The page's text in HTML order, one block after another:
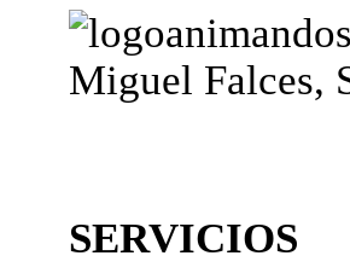
Miguel Falces,
SERVICIOS